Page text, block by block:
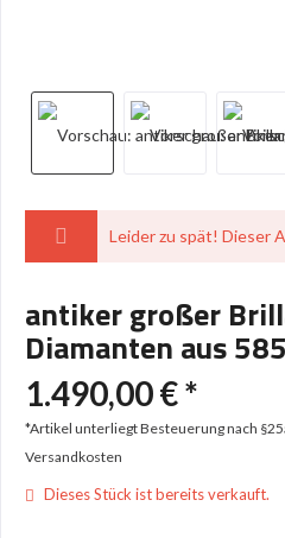
Leider zu spät! Dieser
antiker großer
Diamanten aus
1.490,00 € *
*Artikel unterliegt Besteuerung nach
Versandkosten
Dieses Stück ist bereits verkauft.